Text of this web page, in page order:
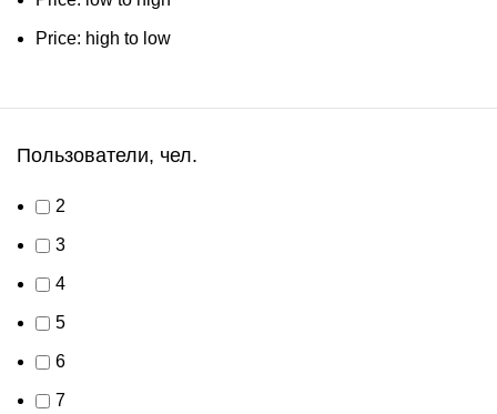
Price: high to low
Пользователи, чел.
2
3
4
5
6
7